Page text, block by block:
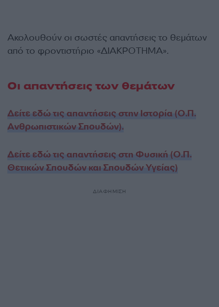
Ακολουθούν οι σωστές απαντήσεις το θεμάτων
από το φροντιστήριο «ΔΙΑΚΡΟΤΗΜΑ».
Οι απαντήσεις των θεμάτων
Δείτε εδώ τις απαντήσεις στην Ιστορία (Ο.Π.
Ανθρωπιστικών Σπουδών).
Δείτε εδώ τις απαντήσεις στη Φυσική (Ο.Π.
Θετικών Σπουδών και Σπουδών Υγείας)
ΔΙΑΦΗΜΙΣΗ